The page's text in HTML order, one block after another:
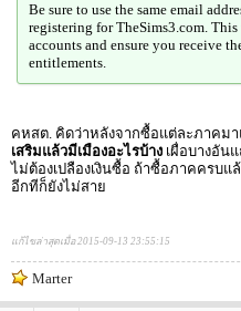
Be sure to use the same email
registering for TheSims3.com.
accounts and ensure you receive
entitlements.
คหสต. คิดว่าหลังจากซื้อแต่ละภาคมา
เสริมแล้วมีเมืองอะไรบ้าง เผื่อบางอัน
ไม่ต้องเปลืองเงินซื้อ ถ้าซื้อภาคครบ
อีกทีก็ยังไม่สาย
แก้ไขล่าสุดเมื่อ 2015-09-13 23:55:15
Marter